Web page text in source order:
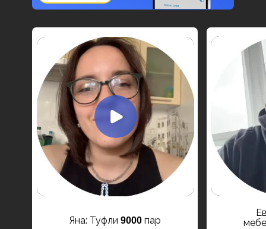
Яна: Туфли 9000пар